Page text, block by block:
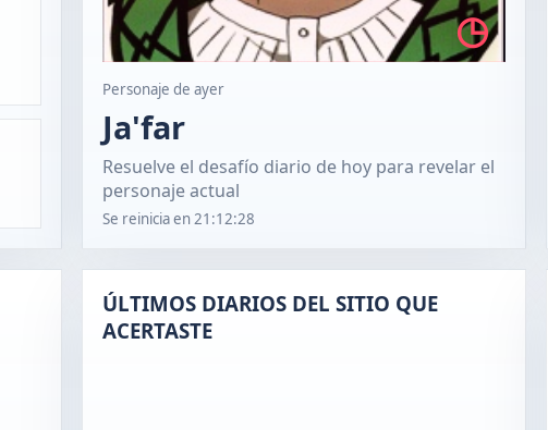
◷
Personaje de ayer
Ja'far
Resuelve el desafío diario de hoy para revelar el
personaje actual
Se reinicia en 21:12:27
ÚLTIMOS DIARIOS DEL SITIO QUE
ACERTASTE